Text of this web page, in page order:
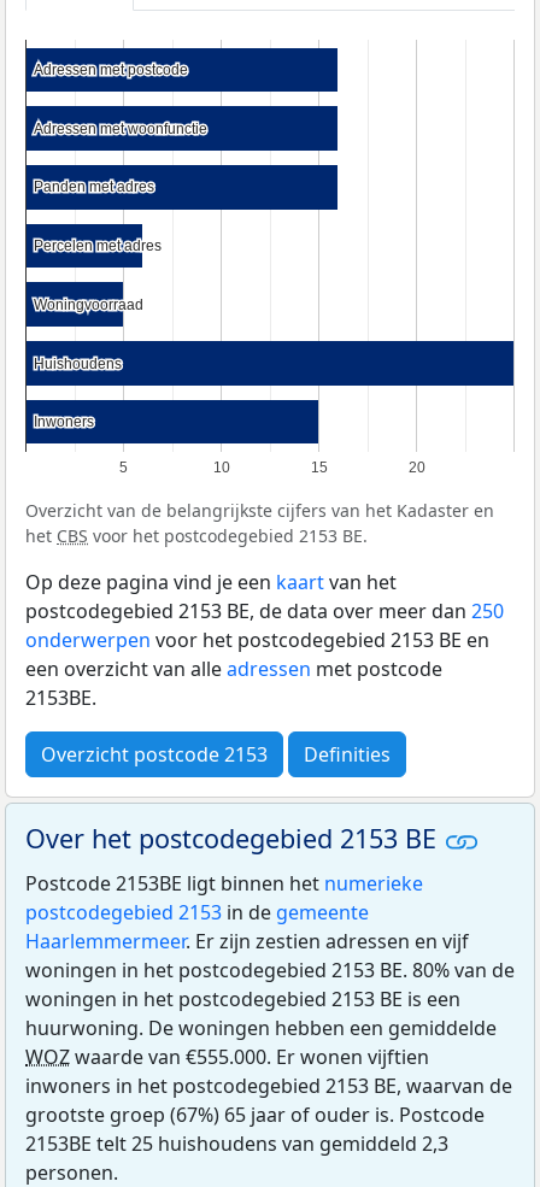
5 10 15 20
Adressen met postcode
Adressen met postcode
Adressen met woonfunctie
Adressen met woonfunctie
Panden met adres
Panden met adres
Percelen met adres
Percelen met adres
Woningvoorraad
Woningvoorraad
Huishoudens
Huishoudens
Inwoners
Inwoners
Overzicht van de belangrijkste cijfers van het Kadaster en
het CBS voor het postcodegebied 2153 BE.
Op deze pagina vind je een kaartvan het
postcodegebied 2153 BE, de data over meer dan 250
onderwerpen voor het postcodegebied 2153 BE en
een overzicht van alleadressen met postcode
2153BE.
Overzicht postcode 2153 Definities
Over het postcodegebied 2153 BE
Postcode 2153BE ligt binnen het numerieke
postcodegebied 2153 in de gemeente
Haarlemmermeer. Er zijn zestien adressen en vijf
woningen in het postcodegebied 2153 BE. 80% van de
woningen in het postcodegebied 2153 BE is een
huurwoning. De woningen hebben een gemiddelde
WOZwaarde van €555.000. Er wonen vijftien
inwoners in het postcodegebied 2153 BE, waarvan de
grootste groep (67%) 65 jaar of ouder is. Postcode
2153BE telt 25 huishoudens van gemiddeld 2,3
personen.